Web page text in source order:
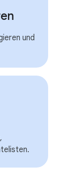
und